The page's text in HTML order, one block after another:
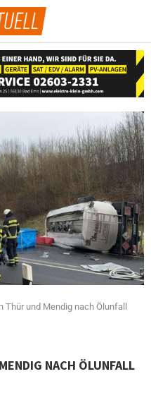
Thür und Mendig nach Ölunfall
NACH ÖLUNFALL